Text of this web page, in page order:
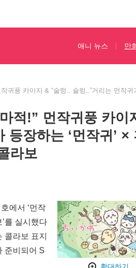
애니 뉴스 만
귀풍 카이지 & “술렁.. 술렁..”거리는 먼작귀
적!” 먼작귀풍 카이
장하는 ‘먼작귀’ ×
라보
에서 ‘먼작
를 실시했다
콜라보 표지
준비되어 S